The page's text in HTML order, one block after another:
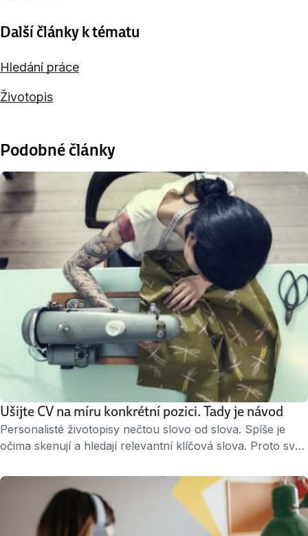
Další články k tématu
Hledání práce
Životopis
Podobné články
Ušijte CV na míru konkrétní pozici. Tady je návod
Personalisté životopisy nečtou slovo od slova. Spíše je
očima skenují a hledají relevantní klíčová slova. Proto své
článek, ve kterém vás navedeme, co je dobré zvýraznit
a přepsat tak, abyste zaujali. Když víte, kam sáhnout,
úprava vám zabere maximálně 10 minut. Zvýrazňujte
Nejprve potřebujete důkladně …